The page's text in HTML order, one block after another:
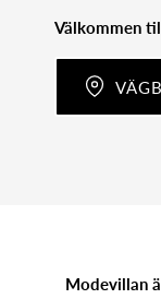
Välkommen
Modevillan